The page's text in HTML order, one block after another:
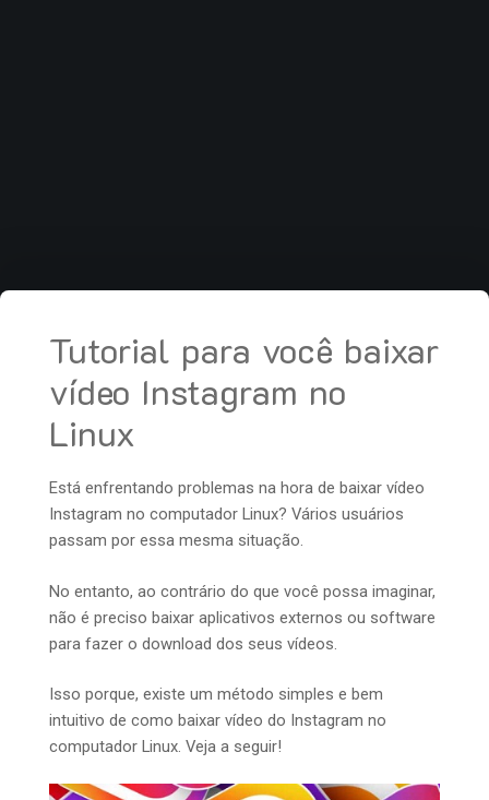
Tutorial para você baixar
vídeo Instagram no
Linux
Está enfrentando problemas na hora de baixar vídeo
Instagram no computador Linux? Vários usuários
passam por essa mesma situação.
No entanto, ao contrário do que você possa imaginar,
não é preciso baixar aplicativos externos ou software
para fazer o download dos seus vídeos.
Isso porque, existe um método simples e bem
intuitivo de como baixar vídeo do Instagram no
computador Linux. Veja a seguir!